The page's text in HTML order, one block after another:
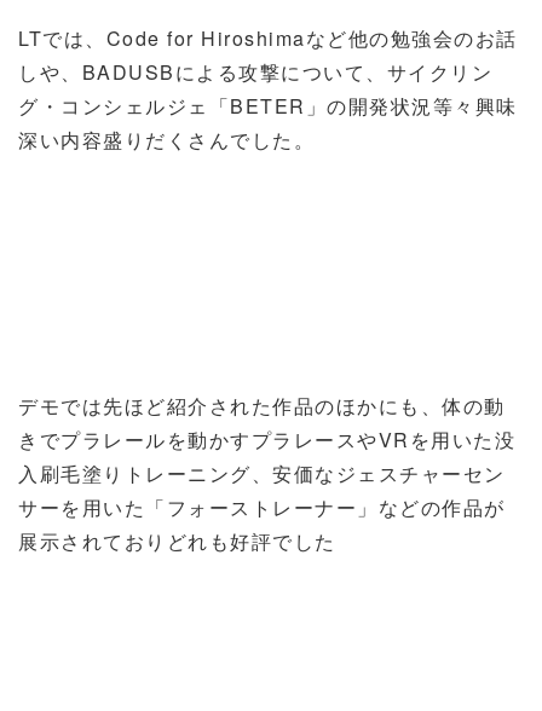
LTでは、Code for Hiroshimaなど他の勉強会のお話
しや、BADUSBによる攻撃について、サイクリン
グ・コンシェルジェ「BETER」の開発状況等々興味
深い内容盛りだくさんでした。
デモでは先ほど紹介された作品のほかにも、体の動
きでプラレールを動かすプラレースやVRを用いた没
入刷毛塗りトレーニング、安価なジェスチャーセン
サーを用いた「フォーストレーナー」などの作品が
展示されておりどれも好評でした